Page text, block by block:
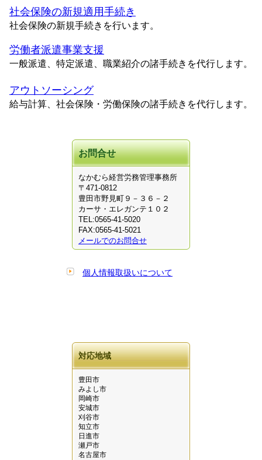
社会保険の新規適用手続き
社会保険の新規手続きを行います。
労働者派遣事業支援
一般派遣、特定派遣、職業紹介の諸手続きを代行します。
アウトソーシング
給与計算、社会保険・労働保険の諸手続きを代行します。
お問合せ
なかむら経営労務管理事務所
〒471-0812
豊田市野見町９－３６－２
カーサ・エレガンテ１０２
TEL:0565-41-5020
FAX:0565-41-5021
メールでのお問合せ
個人情報取扱いについて
対応地域
豊田市
みよし市
岡崎市
安城市
刈谷市
知立市
日進市
瀬戸市
名古屋市